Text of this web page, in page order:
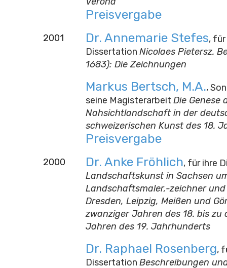
Preisvergabe
2001 Dr. Annemarie Stefes,
Dissertation Nicolaes Pietersz.
1683): Die Zeichnungen
Markus Bertsch, M.A.,
seine Magisterarbeit Die Genese
Nahsichtlandschaft in der
schweizerischen Kunst des 18.
Preisvergabe
2000 Dr. Anke Fröhlich, für ihre
Landschaftskunst in Sachsen
Landschaftsmaler,-zeichner
Dresden, Leipzig, Meißen und
zwanziger Jahren des 18. bis zu
Jahren des 19. Jahrhunderts
Dr. Raphael Rosenberg,
Dissertation Beschreibungen